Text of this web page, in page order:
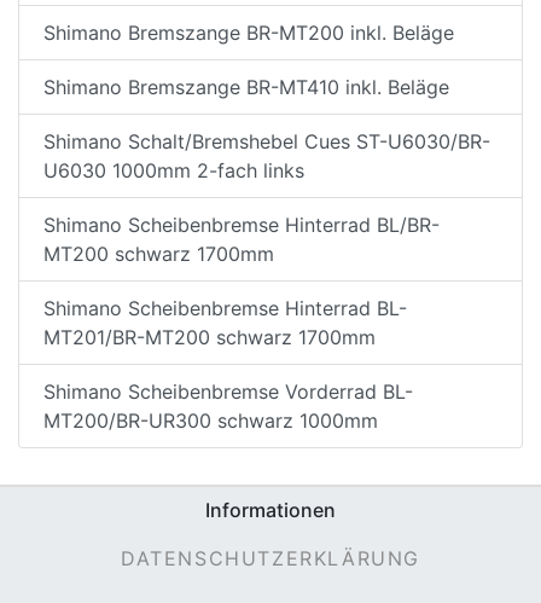
Shimano Bremszange BR-MT200 inkl. Beläge
Shimano Bremszange BR-MT410 inkl. Beläge
Shimano Schalt/Bremshebel Cues ST-U6030/BR-
U6030 1000mm 2-fach links
Shimano Scheibenbremse Hinterrad BL/BR-
MT200 schwarz 1700mm
Shimano Scheibenbremse Hinterrad BL-
MT201/BR-MT200 schwarz 1700mm
Shimano Scheibenbremse Vorderrad BL-
MT200/BR-UR300 schwarz 1000mm
Informationen
DATENSCHUTZERKLÄRUNG